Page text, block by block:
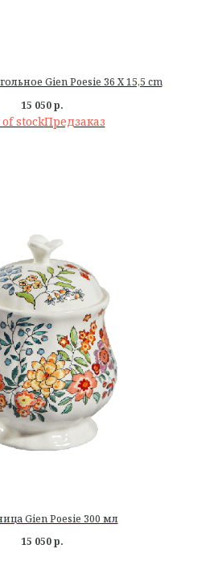
Gien Poesie 36 X 15,5 cm
15 050 р.
stock
Gien Poesie 300 мл
15 050 р.